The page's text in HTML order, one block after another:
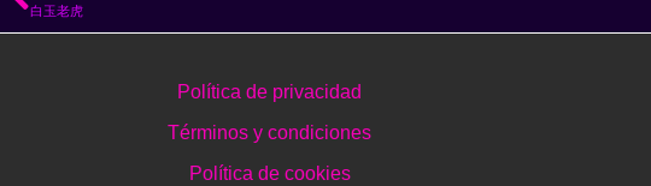
白玉老虎
Política de privacidad
Términos y condiciones
Política de cookies